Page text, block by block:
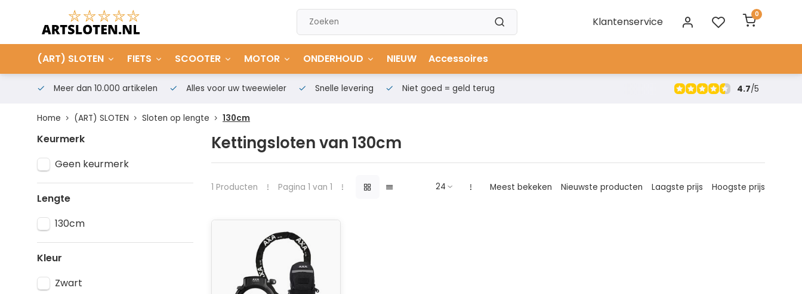
Klantenservice
0
(ART) SLOTEN FIETS SCOOTER MOTOR ONDERHOUD NIEUW Accessoires
Meer dan 10.000 artikelen Alles voor uw tweewieler Snelle levering Niet goed = geld terug 4.7/5
Home (ART) SLOTEN Sloten op lengte 130cm
Keurmerk
Geen keurmerk
Lengte
130cm
Kleur
Zwart
Kettingsloten van 130cm
1 Producten Pagina 1 van 1 Meest bekeken Nieuwste producten Laagste prijs Hoogste prijs